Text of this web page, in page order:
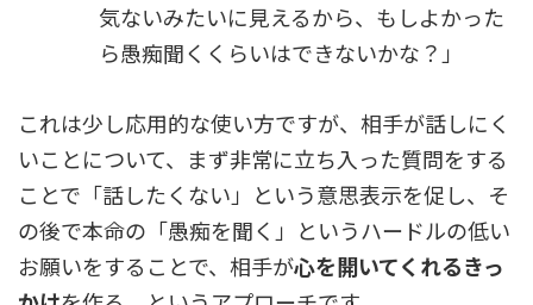
気ないみたいに見えるから、もしよかった
ら愚痴聞くくらいはできないかな？」
これは少し応用的な使い方ですが、相手が話しにく
いことについて、まず非常に立ち入った質問をする
ことで「話したくない」という意思表示を促し、そ
の後で本命の「愚痴を聞く」というハードルの低い
お願いをすることで、相手が心を開いてくれるきっ